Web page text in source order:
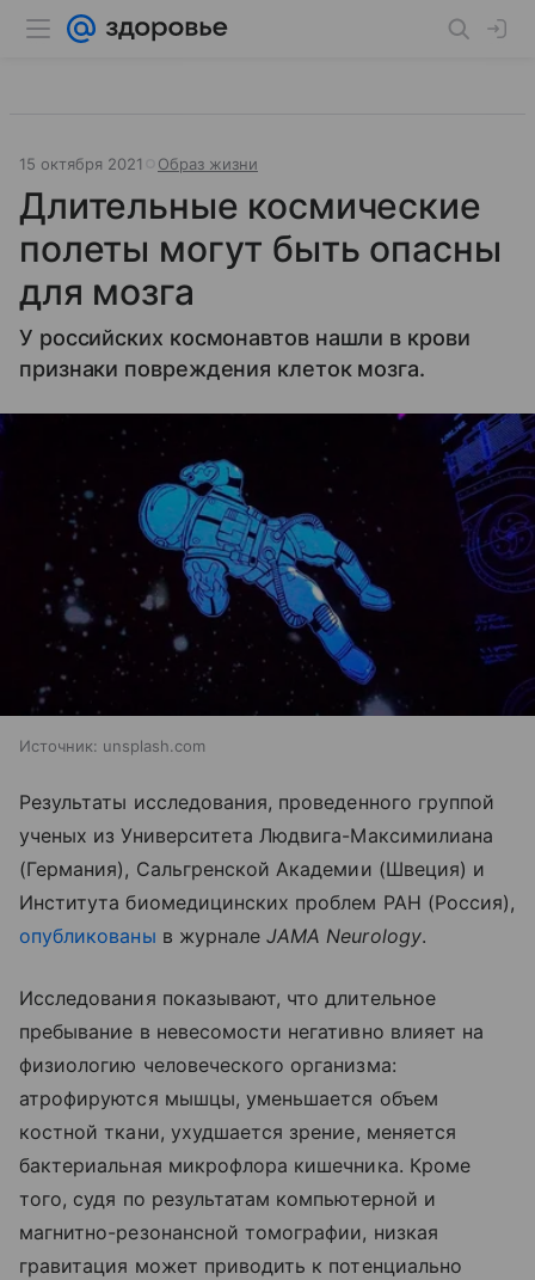
15 октября 2021 Образ жизни
Длительные космические
полеты могут быть опасны
для мозга
У российских космонавтов нашли в крови
признаки повреждения клеток мозга.
Источник: unsplash.com
Результаты исследования, проведенного группой
ученых из Университета Людвига-Максимилиана
(Германия), Сальгренской Академии (Швеция) и
Института биомедицинских проблем РАН (Россия),
опубликованы в журналеJAMA Neurology.
Исследования показывают, что длительное
пребывание в невесомости негативно влияет на
физиологию человеческого организма:
атрофируются мышцы, уменьшается объем
костной ткани, ухудшается зрение, меняется
бактериальная микрофлора кишечника. Кроме
того, судя по результатам компьютерной и
магнитно-резонансной томографии, низкая
гравитация может приводить к потенциально